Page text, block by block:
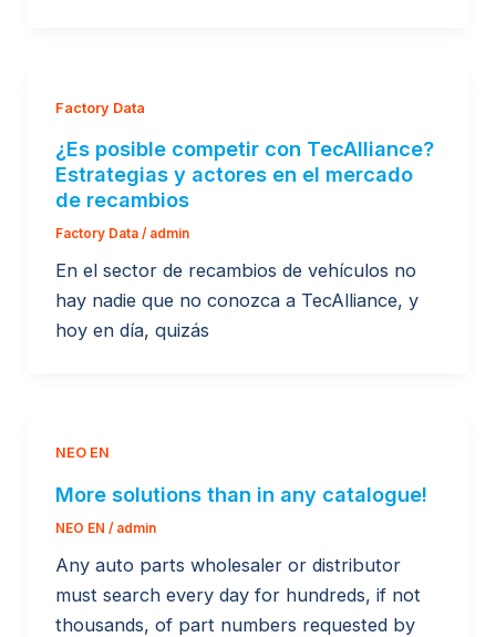
Factory Data
¿Es posible competir con TecAlliance?
Estrategias y actores en el mercado
de recambios
Factory Data/ admin
En el sector de recambios de vehículos no
hay nadie que no conozca a TecAlliance, y
hoy en día, quizás
NEO EN
More solutions than in any catalogue!
NEO EN / admin
Any auto parts wholesaler or distributor
must search every day for hundreds, if not
thousands, of part numbers requested by